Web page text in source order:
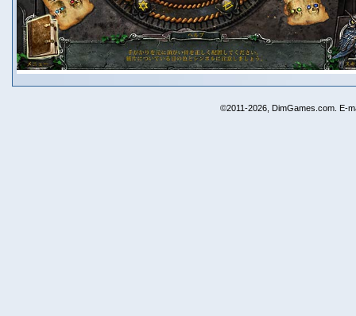
©2011-2026, DimGames.com. E-